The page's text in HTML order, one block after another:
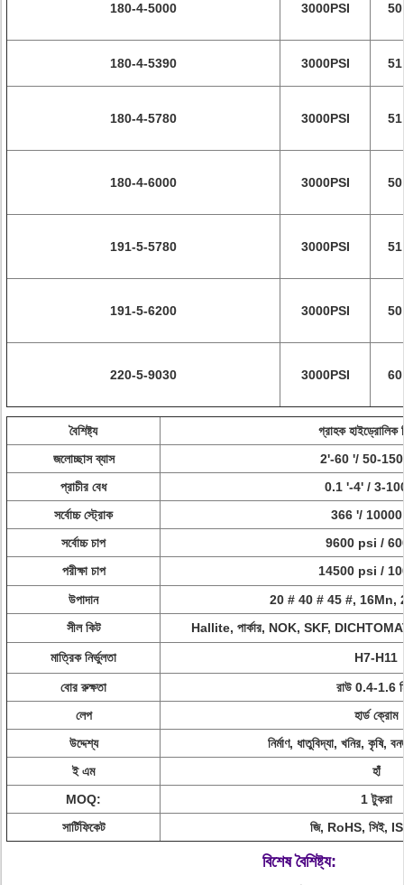
180-4-5000 3000PSI 50
180-4-5390 3000PSI 51
180-4-5780 3000PSI 51
180-4-6000 3000PSI 50
191-5-5780 3000PSI 51
191-5-6200 3000PSI 50
220-5-9030 3000PSI 60
বৈশিষ্ট্য
গ্রাহক হাইড্রোলিক
জলোচ্ছাস ব্যাস
2'-60 '/ 50-
প্রাচীর বেধ
0.1 '-4' / 3-100
সর্বোচ্চ স্ট্রোক
366 '/ 10000
সর্বোচ্চ চাপ
9600 psi /
পরীক্ষা চাপ
14500 psi /
উপাদান
20 # 40 # 45 #, 16Mn,
সীল কিট
Hallite, পার্কার, NOK, SKF,
মাত্রিক নির্ভুলতা H7-H11
বোর রুক্ষতা
রাউ 0.4-1.6
লেপ
হার্ড ক্রোম
উদ্দেশ্য
নির্মাণ, ধাতুবিদ্যা, খনির, কৃষি,
ই এম
হাঁ
MOQ:
1 টুকরা
সার্টিফিকেট
জি, RoHS, সিই,
বিশেষ বৈশিষ্ট্য: